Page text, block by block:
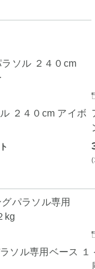
２４０cm アイボ
ソル専用ベース １